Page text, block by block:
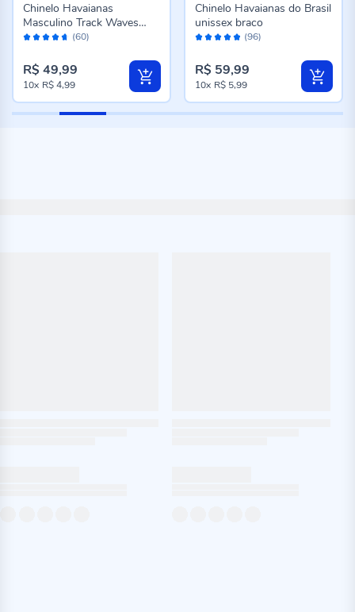
Avaliação: (60)
Chinelo Havaianas
Masculino Track Waves
Preto
R$ 49,99
10x R$ 4,99
Avaliação: (96)
Chinelo Havaianas do Brasil
unissex braco
R$ 59,99
10x R$ 5,99